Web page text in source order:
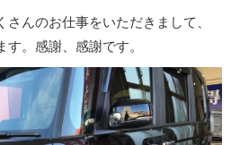
さんのお仕事をいただきまして、
。感謝、感謝です。